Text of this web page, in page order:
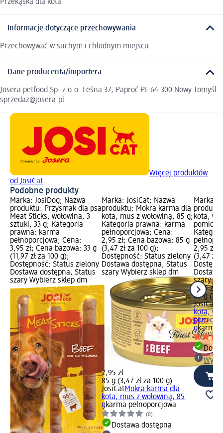
Przekąska dla kota
Informacje dotyczące przechowywania
Przechowywać w suchym i chłodnym miejscu
Dane producenta/importera
Josera petfood Sp. z o.o. Leśna 37, Paproć PL-64-300 Nowy Tomyśl
sprzedaz@josera.pl
Więcej produktów
od JosiCat
Podobne produkty
Marka: JosiDog; Nazwa
produktu: Przysmak dla psa
Meat Sticks, wołowina, 3
sztuki, 33 g; Kategoria
prawna: karma
pełnoporcjowa; Cena:
3,95 zł; Cena bazowa: 33 g
(11,97 zł za 100 g);
Dostępność: Status zielony
Dostawa dostępna, Status
szary Wybierz sklep dm
Marka: JosiCat; Nazwa
produktu: Mokra karma dla
kota, mus z wołowiną, 85 g;
Kategoria prawna: karma
pełnoporcjowa; Cena:
2,95 zł; Cena bazowa: 85 g
(3,47 zł za 100 g);
Dostępność: Status zielony
Dostawa dostępna, Status
szary Wybierz sklep dm
2,95 zł
85 g (3,47 zł za 100 g)
JosiCatMokra karma dla
kota, mus z wołowiną, 85
gkarma pełnoporcjowa
(0)
Dostawa dostępna
Marka:
kota,
2,95 zł;
(3,47 zł
szary
2,95 zł
85 g
JosiCat
kota,
gkarma